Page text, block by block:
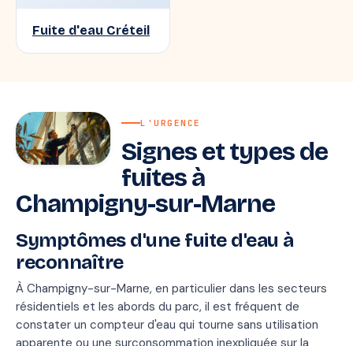
Fuite d'eau Créteil
L'URGENCE
Signes et types de
fuites à
Champigny-sur-Marne
Symptômes d'une fuite d'eau à
reconnaître
À Champigny-sur-Marne, en particulier dans les secteurs
résidentiels et les abords du parc, il est fréquent de
constater un compteur d'eau qui tourne sans utilisation
apparente ou une surconsommation inexpliquée sur la